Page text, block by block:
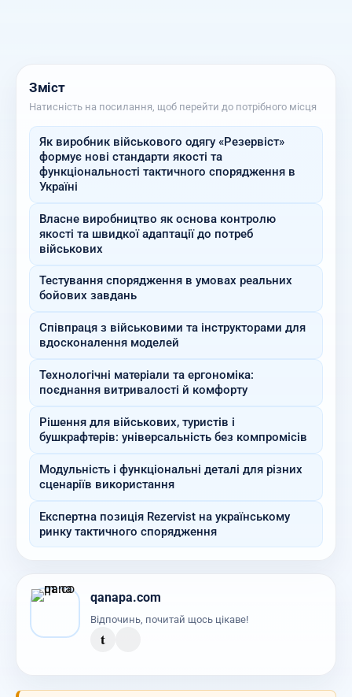
Зміст
Натисність на посилання, щоб перейти до потрібного місця
Як виробник військового одягу «Резервіст»
формує нові стандарти якості та
функціональності тактичного спорядження в
Україні
Власне виробництво як основа контролю
якості та швидкої адаптації до потреб
військових
Тестування спорядження в умовах реальних
бойових завдань
Співпраця з військовими та інструкторами для
вдосконалення моделей
Технологічні матеріали та ергономіка:
поєднання витривалості й комфорту
Рішення для військових, туристів і
бушкрафтерів: універсальність без компромісів
Модульність і функціональні деталі для різних
сценаріїв використання
Експертна позиція Rezervist на українському
ринку тактичного спорядження
qanapa.com
Відпочинь, почитай щось цікаве!
t